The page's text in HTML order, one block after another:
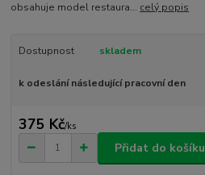
obsahuje model restaura... celý popis
Dostupnost skladem
k odeslání následující pracovní den
375 Kč/ks
Přidat do košíku